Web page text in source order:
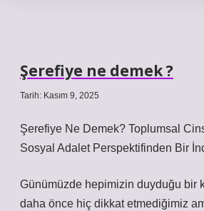
Şerefiye ne demek ?
Tarih: Kasım 9, 2025
Şerefiye Ne Demek? Toplumsal
Sosyal Adalet Perspektifinden Bir
Günümüzde hepimizin duyduğu bir
daha önce hiç dikkat etmediğimiz